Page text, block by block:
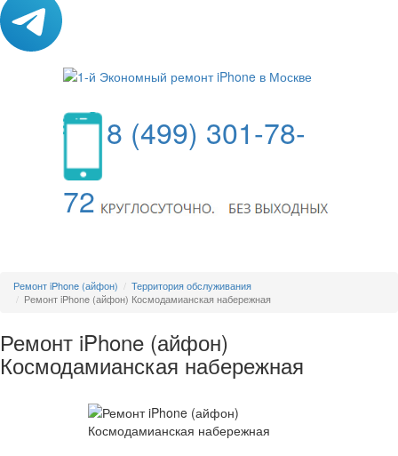
8 (499) 301-78-
72
Ремонт iPhone (айфон)
Территория обслуживания
Ремонт iPhone (айфон) Космодамианская набережная
Ремонт iPhone (айфон)
Космодамианская набережная